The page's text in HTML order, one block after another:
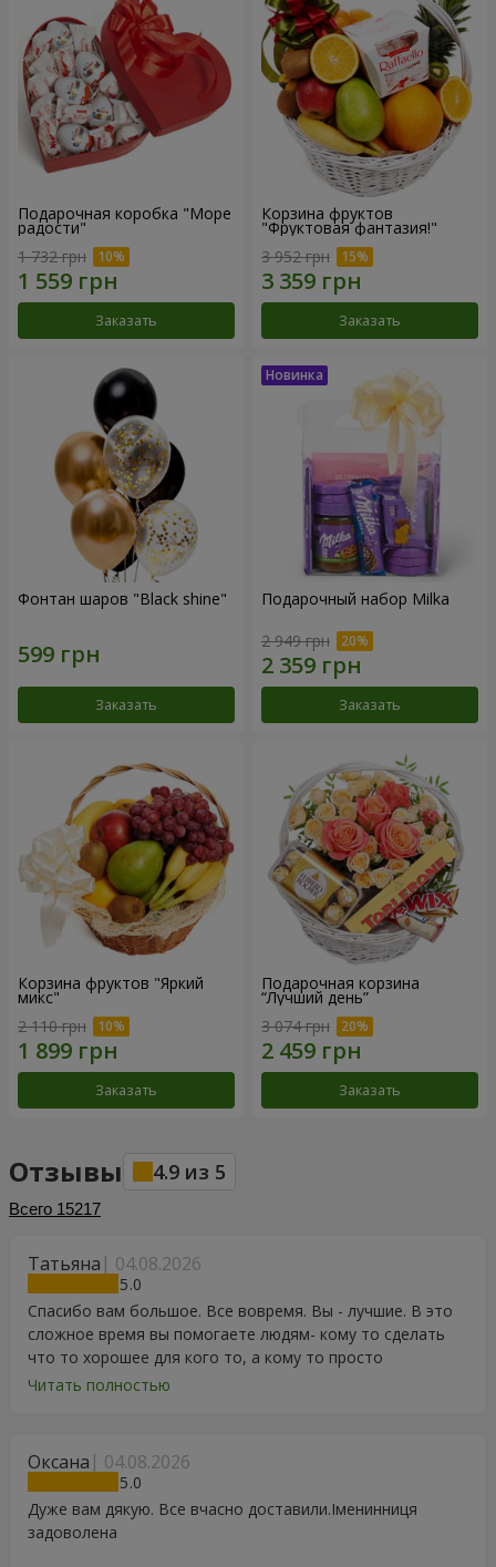
Подарочная коробка "Море
радости"
1 732 грн
Заказать
Корзина фруктов
"Фруктовая фантазия!"
3 952 грн
Заказать
Фонтан шаров "Black shine"
Заказать
Подарочный набор Milka
2 949 грн
Заказать
Корзина фруктов "Яркий
микс"
2 110 грн
Заказать
Подарочная корзина
“Лучший день”
3 074 грн
Заказать
Отзывы 4.9 из 5
Всего 15217
Татьяна 04.08.2026
5
Спасибо вам большое. Все вовремя. Вы - лучшие. В это
сложное время вы помогаете людям- кому то сделать
что то хорошее для кого то, а кому то просто
порадоваться цветам, подарку, тортику, поздравлению.
Читать полностью
Оксана 04.08.2026
5
Дуже вам дякую. Все вчасно доставили.Іменинниця
задоволена